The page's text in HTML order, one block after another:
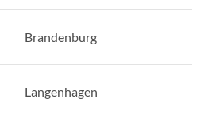
Brandenburg
Langenhagen